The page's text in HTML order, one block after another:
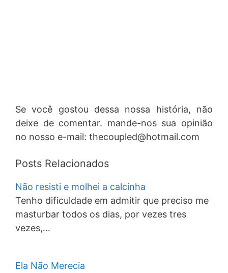
Se você gostou dessa nossa história, não
deixe de comentar. mande-nos sua opinião
no nosso e-mail: thecoupled@hotmail.com
Posts Relacionados
Não resisti e molhei a calcinha
Tenho dificuldade em admitir que preciso me
masturbar todos os dias, por vezes tres
vezes,…
Ela Não Merecia